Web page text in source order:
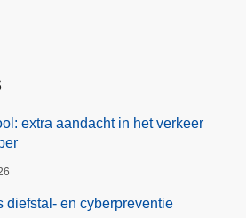
extra aandacht in het verkeer
diefstal- en cyberpreventie